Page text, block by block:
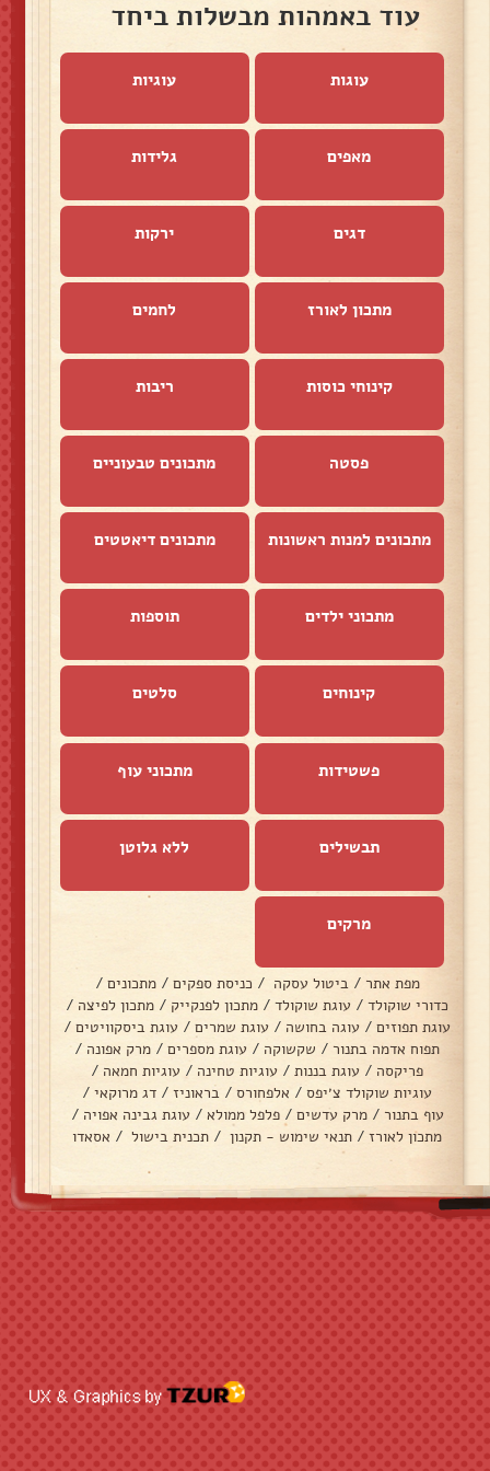
עוד באמהות מבשלות ביחד
עוגות עוגיות
מאפים גלידות
דגים ירקות
מתכון לאורז לחמים
קינוחי כוסות ריבות
פסטה מתכונים טבעוניים
מתכונים למנות ראשונות מתכונים דיאטטים
מתכוני ילדים תוספות
קינוחים סלטים
פשטידות מתכוני עוף
תבשילים ללא גלוטן
מרקים
מפת אתר / ביטול עסקה / כניסת ספקים / מתכונים /
כדורי שוקולד / עוגת שוקולד / מתכון לפנקייק / מתכון לפיצה /
עוגת תפוזים / עוגה בחושה / עוגת שמרים / עוגת ביסקוויטים /
תפוח אדמה בתנור / שקשוקה / עוגת מספרים / מרק אפונה /
פריקסה / עוגת בננות / עוגיות טחינה / עוגיות חמאה /
עוגיות שוקולד צ׳יפס / אלפחורס / בראוניז / דג מרוקאי /
עוף בתנור / מרק עדשים / פלפל ממולא / עוגת גבינה אפויה /
מתכון לאורז / תנאי שימוש - תקנון / תכנית בישול / אסאדו